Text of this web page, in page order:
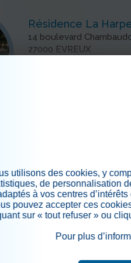
Résidence La
14 boulevard
27000 EVREUX
utilisons des cookies, y
de personnalisation
à vos centres
pouvez accepter ces
sur « tout refuser » ou
Pour plus